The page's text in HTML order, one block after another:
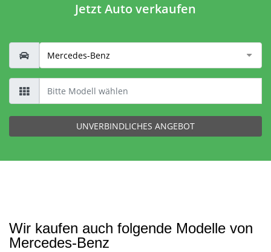
Jetzt Auto verkaufen
UNVERBINDLICHES ANGEBOT
Wir kaufen auch folgende Modelle von
Mercedes-Benz